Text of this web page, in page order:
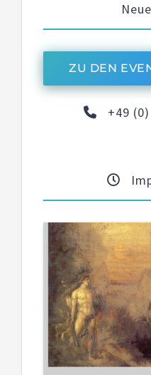
ZU DEN
+49 (0)